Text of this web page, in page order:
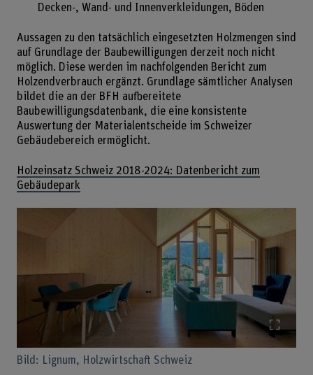
Decken-, Wand- und Innenverkleidungen, Böden
Aussagen zu den tatsächlich eingesetzten Holzmengen sind
auf Grundlage der Baubewilligungen derzeit noch nicht
möglich. Diese werden im nachfolgenden Bericht zum
Holzendverbrauch ergänzt. Grundlage sämtlicher Analysen
bildet die an der BFH aufbereitete
Baubewilligungsdatenbank, die eine konsistente
Auswertung der Materialentscheide im Schweizer
Gebäudebereich ermöglicht.
Holzeinsatz Schweiz 2018-2024: Datenbericht zum
Gebäudepark
Bild: Lignum, Holzwirtschaft Schweiz